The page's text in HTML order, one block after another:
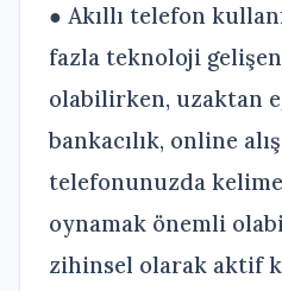
● Akıllı telefon
fazla teknoloji
olabilirken, uzaktan
bankacılık, online
telefonunuzda
oynamak önemli
zihinsel olarak aktif